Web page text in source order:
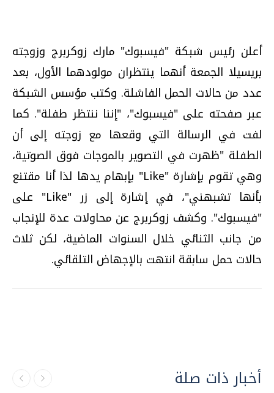
أعلن رئيس شبكة "فيسبوك" مارك زوكربرج وزوجته
بريسيلا الجمعة أنهما ينتظران مولودهما الأول، بعد
عدد من حالات الحمل الفاشلة. وكتب مؤسس الشبكة
عبر صفحته على "فيسبوك"، "إننا ننتظر طفلة". كما
لفت في الرسالة التي وقعها مع زوجته إلى أن
الطفلة "ظهرت في التصوير بالموجات فوق الصوتية،
وهي تقوم بإشارة "Like" بإبهام يدها لذا أنا مقتنع
بأنها تشبهني"، في إشارة إلى زر "Like" على
"فيسبوك". وكشف زوكربرج عن محاولات عدة للإنجاب
من جانب الثنائي خلال السنوات الماضية، لكن ثلاث
حالات حمل سابقة انتهت بالإجهاض التلقائي.
أخبار ذات صلة